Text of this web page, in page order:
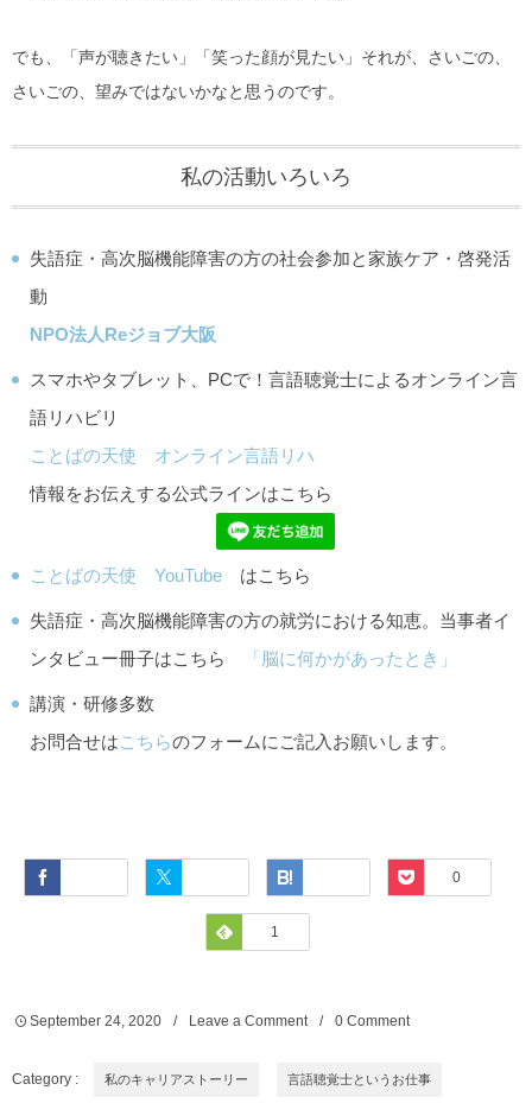
でも、「声が聴きたい」「笑った顔が見たい」それが、さいごの、
さいごの、望みではないかなと思うのです。
私の活動いろいろ
失語症・高次脳機能障害の方の社会参加と家族ケア・啓発活
動
NPO法人Reジョブ大阪
スマホやタブレット、PCで！言語聴覚士によるオンライン言
語リハビリ
ことばの天使 オンライン言語リハ
情報をお伝えする公式ラインはこちら
ことばの天使 YouTube はこちら
失語症・高次脳機能障害の方の就労における知恵。当事者イ
ンタビュー冊子はこちら
「脳に何かがあったとき」
講演・研修多数
お問合せはこちらのフォームにご記入お願いします。
Pocket
0
Feedly
1
September 24 ,2020 Leave a Comment 0 Comment
Category : 私のキャリアストーリー 言語聴覚士というお仕事